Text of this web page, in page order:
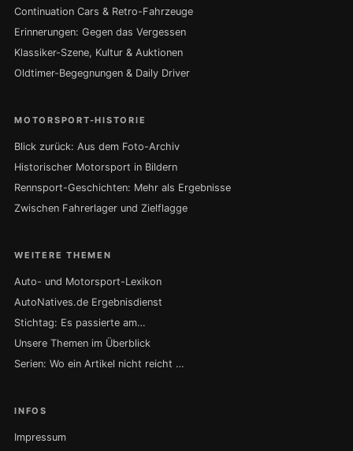
Continuation Cars & Retro-Fahrzeuge
Erinnerungen: Gegen das Vergessen
Klassiker-Szene, Kultur & Auktionen
Oldtimer-Begegnungen & Daily Driver
MOTORSPORT-HISTORIE
Blick zurück: Aus dem Foto-Archiv
Historischer Motorsport in Bildern
Rennsport-Geschichten: Mehr als Ergebnisse
Zwischen Fahrerlager und Zielflagge
WEITERE THEMEN
Auto- und Motorsport-Lexikon
AutoNatives.de Ergebnisdienst
Stichtag: Es passierte am…
Unsere Themen im Überblick
Serien: Wo ein Artikel nicht reicht …
INFOS
Impressum